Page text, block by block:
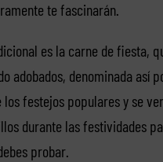
te fascinarán.
es la carne de fiesta,
adobados, denominada así
festejos populares y se
durante las festividades
probar.